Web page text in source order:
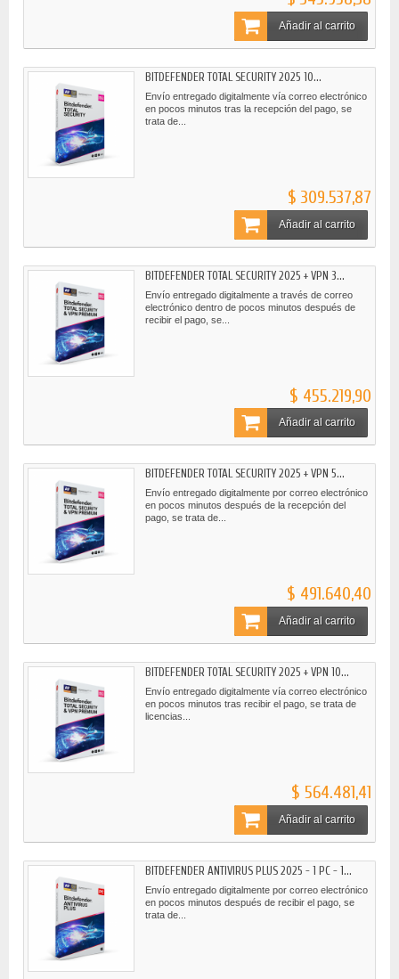
Añadir al carrito
BITDEFENDER TOTAL SECURITY 2025 10...
Envío entregado digitalmente vía correo electrónico
en pocos minutos tras la recepción del pago, se
trata de...
$ 309.537,87
Añadir al carrito
BITDEFENDER TOTAL SECURITY 2025 + VPN 3...
Envío entregado digitalmente a través de correo
electrónico dentro de pocos minutos después de
recibir el pago, se...
$ 455.219,90
Añadir al carrito
BITDEFENDER TOTAL SECURITY 2025 + VPN 5...
Envío entregado digitalmente por correo electrónico
en pocos minutos después de la recepción del
pago, se trata de...
$ 491.640,40
Añadir al carrito
BITDEFENDER TOTAL SECURITY 2025 + VPN 10...
Envío entregado digitalmente vía correo electrónico
en pocos minutos tras recibir el pago, se trata de
licencias...
$ 564.481,41
Añadir al carrito
BITDEFENDER ANTIVIRUS PLUS 2025 - 1 PC - 1...
Envío entregado digitalmente por correo electrónico
en pocos minutos después de recibir el pago, se
trata de...